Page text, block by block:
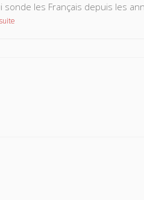
sonde les Français depuis les